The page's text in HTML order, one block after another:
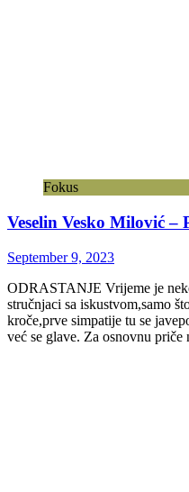
Fokus
Veselin Vesko Milović –
September 9, 2023
ODRASTANJE Vrijeme je
stručnjaci sa iskustvom,samo
kroče,prve simpatije tu se
već se glave. Za osnovnu priče